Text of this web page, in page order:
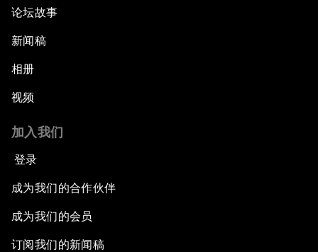
论坛故事
新闻稿
相册
视频
加入我们
登录
成为我们的合作伙伴
成为我们的会员
订阅我们的新闻稿